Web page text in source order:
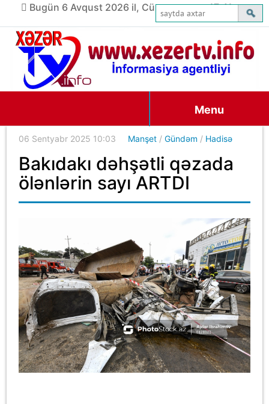
Bugün 6 Avqust 2026 il, Cümə axşamı, 17:41
Menu
06 Sentyabr 2025 10:03 Manşet /Gündəm / Hadisə
Bakıdakı dəhşətli qəzada
ölənlərin sayı ARTDI